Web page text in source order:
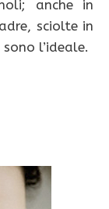
anche in
sciolte in
l’ideale.